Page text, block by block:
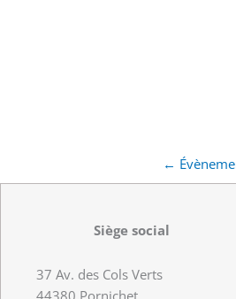
←
Siège social
37 Av. des Cols Verts